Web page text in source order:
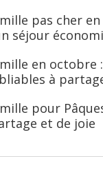
pas cher
séjour
en octobre
à
pour
et de joie